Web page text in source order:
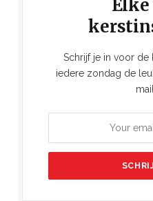
Schrijf je in voor de
iedere zondag de